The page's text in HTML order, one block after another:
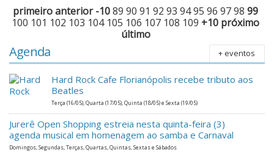
primeiroanterior -1089 90 91 92 93 9495 96 9798 99
100 101 102 103 104 105 106 107 108 109 +10 próximo
último
Agenda + eventos
Hard Rock Cafe Florianópolis recebe tributo aos
Beatles
Terça (16/05), Quarta (17/05), Quinta (18/05) e Sexta (19/05)
Jurerê Open Shopping estreia nesta quinta-feira (3)
agenda musical em homenagem ao samba e Carnaval
Domingos, Segundas, Terças, Quartas, Quintas, Sextas e Sábados